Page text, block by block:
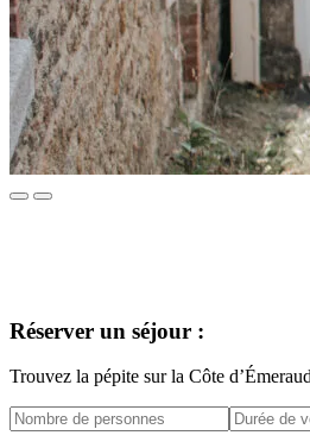
Réserver un séjour :
Trouvez la pépite sur la Côte